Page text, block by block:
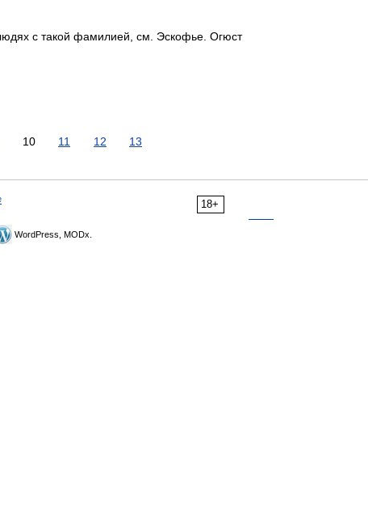
с такой фамилией, см. Эскофье. Огюст
10 11 12 13
18+
WordPress, MODx.